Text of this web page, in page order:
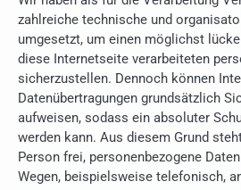
zahlreiche technische und
umgesetzt, um einen möglichst
diese Internetseite verarbeiteten
sicherzustellen. Dennoch können
Datenübertragungen grundsätzlich
aufweisen, sodass ein absoluter
werden kann. Aus diesem Grund
Person frei, personenbezogene
Wegen, beispielsweise telefonisch,